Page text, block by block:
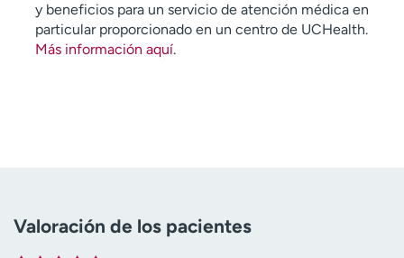
y beneficios para un servicio de atención médica en
particular proporcionado en un centro de UCHealth.
Más información aquí.
Valoración de los pacientes